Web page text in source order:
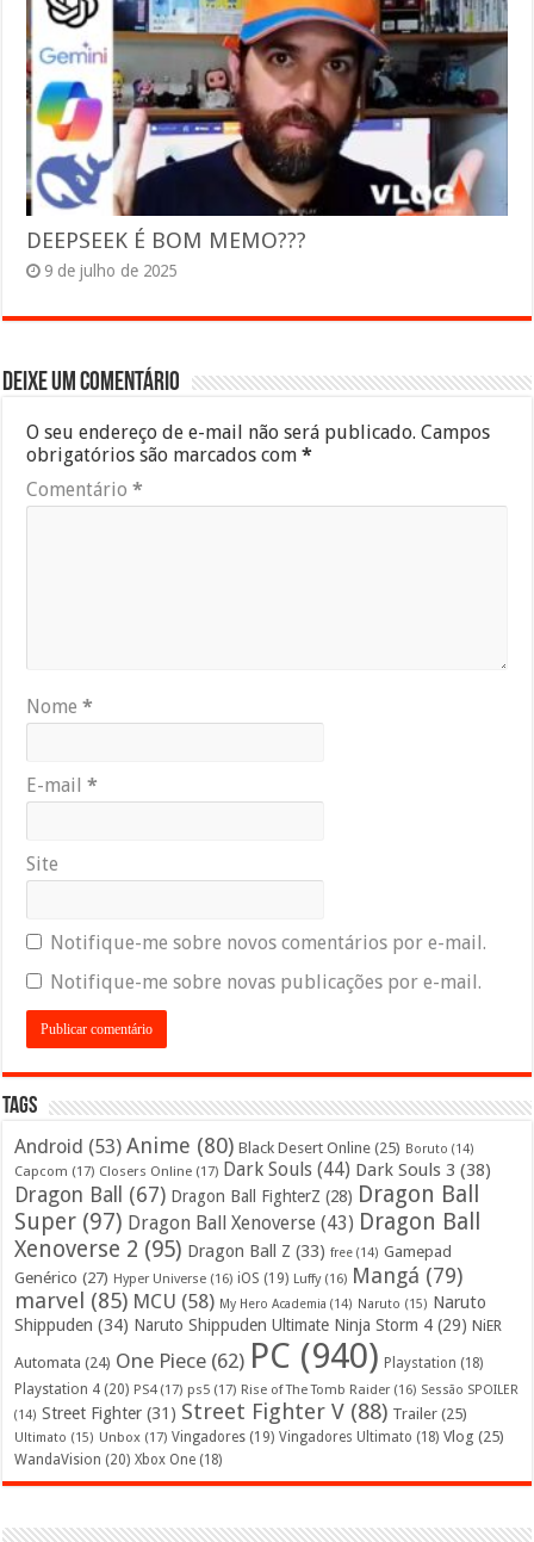
DEEPSEEK É BOM MEMO???
9 de julho de 2025
Deixe um comentário
O seu endereço de e-mail não será publicado. Campos
obrigatórios são marcados com*
Comentário*
Nome*
E-mail*
Site
Notifique-me sobre novos comentários por e-mail.
Notifique-me sobre novas publicações por e-mail.
Tags
Android (53) Anime (80) Black Desert Online (25) Boruto (14)
Capcom (17) Closers Online (17) Dark Souls (44) Dark Souls 3 (38)
Dragon Ball (67) Dragon Ball FighterZ (28) Dragon Ball
Super (97) Dragon Ball Xenoverse (43) Dragon Ball
Xenoverse 2 (95) Dragon Ball Z (33) free (14) Gamepad
Genérico (27) Hyper Universe (16) iOS (19) Luffy(16) Mangá (79)
marvel (85) MCU (58) My Hero Academia (14) Naruto (15) Naruto
Shippuden (34) Naruto Shippuden Ultimate Ninja Storm 4 (29) NiER
Automata (24) One Piece (62) PC (940) Playstation (18)
Playstation 4 (20) PS4(17) ps5 (17) Rise of The Tomb Raider (16) Sessão SPOILER
(14) Street Fighter (31) Street Fighter V (88) Trailer (25)
Ultimato (15) Unbox (17) Vingadores (19) Vingadores Ultimato (18) Vlog (25)
WandaVision (20) Xbox One (18)